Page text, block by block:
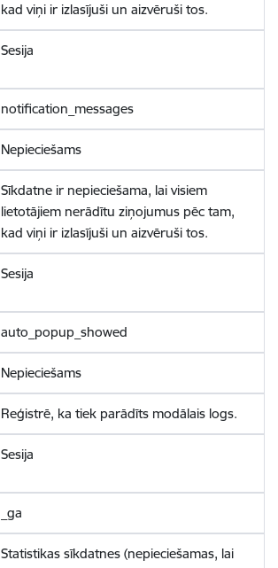
kad viņi ir izlasījuši un aizvēruši tos.
Sesija
notification_messages
Nepieciešams
Sīkdatne ir nepieciešama, lai visiem
lietotājiem nerādītu ziņojumus pēc tam,
kad viņi ir izlasījuši un aizvēruši tos.
Sesija
auto_popup_showed
Nepieciešams
Reģistrē, ka tiek parādīts modālais logs.
Sesija
_ga
Statistikas sīkdatnes (nepieciešamas, lai